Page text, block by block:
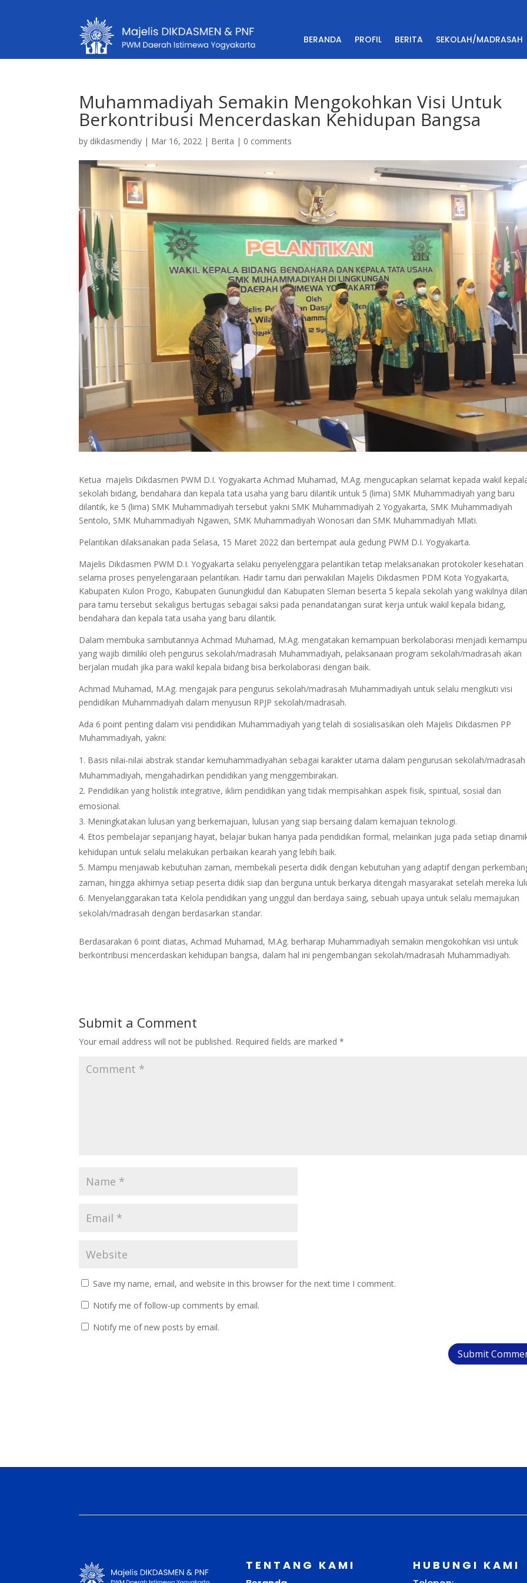
BERANDA PROFIL BERITA SEKOLAH/MADRASAH
Muhammadiyah Semakin Mengokohkan Visi Untuk
Berkontribusi Mencerdaskan Kehidupan Bangsa
by dikdasmendiy | Mar 16, 2022 | Berita | 0 comments
Ketua majelis Dikdasmen PWM D.I. Yogyakarta Achmad Muhamad, M.Ag. mengucapkan selamat kepada wakil
sekolah bidang, bendahara dan kepala tata usaha yang baru dilantik untuk 5 (lima) SMK Muhammadiyah yang baru
dilantik, ke 5 (lima) SMK Muhammadiyah tersebut yakni SMK Muhammadiyah 2 Yogyakarta, SMK Muhammadiyah
Sentolo, SMK Muhammadiyah Ngawen, SMK Muhammadiyah Wonosari dan SMK Muhammadiyah Mlati.
Pelantikan dilaksanakan pada Selasa, 15 Maret 2022 dan bertempat aula gedung PWM D.I. Yogyakarta.
Majelis Dikdasmen PWM D.I. Yogyakarta selaku penyelenggara pelantikan tetap melaksanakan protokoler kesehatan
selama proses penyelengaraan pelantikan. Hadir tamu dari perwakilan Majelis Dikdasmen PDM Kota Yogyakarta,
Kabupaten Kulon Progo, Kabupaten Gunungkidul dan Kabupaten Sleman beserta 5 kepala sekolah yang wakilnya
para tamu tersebut sekaligus bertugas sebagai saksi pada penandatangan surat kerja untuk wakil kepala bidang,
bendahara dan kepala tata usaha yang baru dilantik.
Dalam membuka sambutannya Achmad Muhamad, M.Ag. mengatakan kemampuan berkolaborasi menjadi
yang wajib dimiliki oleh pengurus sekolah/madrasah Muhammadiyah, pelaksanaan program sekolah/madrasah akan
berjalan mudah jika para wakil kepala bidang bisa berkolaborasi dengan baik.
Achmad Muhamad, M.Ag. mengajak para pengurus sekolah/madrasah Muhammadiyah untuk selalu mengikuti visi
pendidikan Muhammadiyah dalam menyusun RPJP sekolah/madrasah.
Ada 6 point penting dalam visi pendidikan Muhammadiyah yang telah di sosialisasikan oleh Majelis Dikdasmen PP
Muhammadiyah, yakni:
Basis nilai-nilai abstrak standar kemuhammadiyahan sebagai karakter utama dalam pengurusan sekolah/madrasah
Muhammadiyah, mengahadirkan pendidikan yang menggembirakan.
Pendidikan yang holistik integrative, iklim pendidikan yang tidak mempisahkan aspek fisik, spiritual, sosial dan
emosional.
Meningkatakan lulusan yang berkemajuan, lulusan yang siap bersaing dalam kemajuan teknologi.
Etos pembelajar sepanjang hayat, belajar bukan hanya pada pendidikan formal, melainkan juga pada setiap
kehidupan untuk selalu melakukan perbaikan kearah yang lebih baik.
Mampu menjawab kebutuhan zaman, membekali peserta didik dengan kebutuhan yang adaptif dengan
zaman, hingga akhirnya setiap peserta didik siap dan berguna untuk berkarya ditengah masyarakat setelah mereka
Menyelanggarakan tata Kelola pendidikan yang unggul dan berdaya saing, sebuah upaya untuk selalu memajukan
sekolah/madrasah dengan berdasarkan standar.
Berdasarakan 6 point diatas, Achmad Muhamad, M.Ag. berharap Muhammadiyah semakin mengokohkan visi untuk
berkontribusi mencerdaskan kehidupan bangsa, dalam hal ini pengembangan sekolah/madrasah Muhammadiyah.
Submit a Comment
Your email address will not be published. Required fields are marked*
Save my name, email, and website in this browser for the next time I comment.
Notify me of follow-up comments by email.
Notify me of new posts by email.
TENTANG KAMI HUBUNGI KAMI